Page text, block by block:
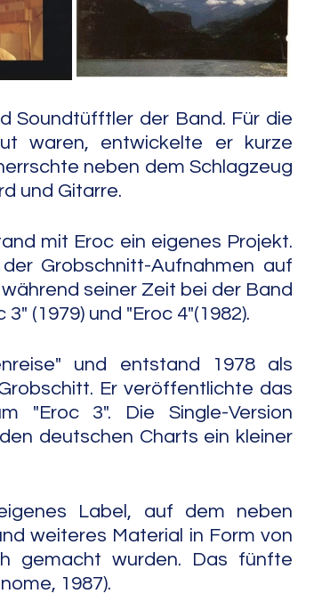
Contemporary Jazz
Soundtüfftler der Band. Für die
waren, entwickelte er kurze
neben dem Schlagzeug
und Gitarre.
mit Eroc ein eigenes Projekt.
Grobschnitt-Aufnahmen auf
seiner Zeit bei der Band
(1979) und "Eroc 4"(1982).
und entstand 1978 als
Er veröffentlichte das
"Eroc 3". Die Single-Version
deutschen Charts ein kleiner
Label, auf dem neben
weiteres Material in Form von
gemacht wurden. Das fünfte
1987).